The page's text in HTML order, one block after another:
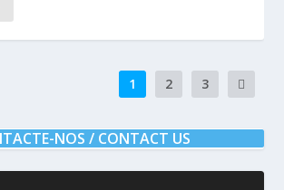
1 2 3
NOS / CONTACT US